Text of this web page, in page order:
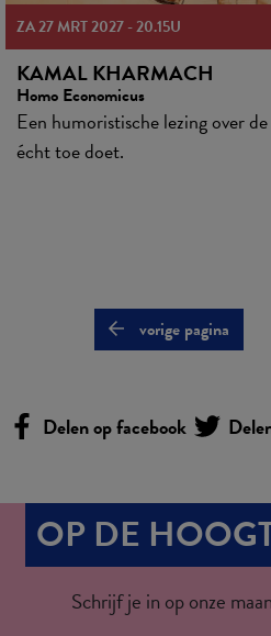
ZA 27 MRT 2027-20.15U
KAMAL KHARMACH
Homo Economicus
Een humoristische lezing over
écht toe doet.
vorige pagina
Delen op facebook
OP DE
Schrijf je in op onze